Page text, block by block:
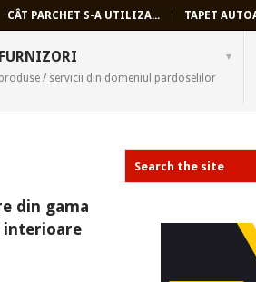
CÂT PARCHET S-A UTILIZA... TAPET
FURNIZORI
produse / servicii din domeniul pardoselilor
din gama
interioare